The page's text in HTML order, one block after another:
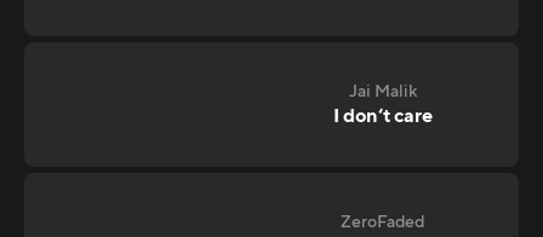
Jai Malik
I don‘t care
ZeroFaded